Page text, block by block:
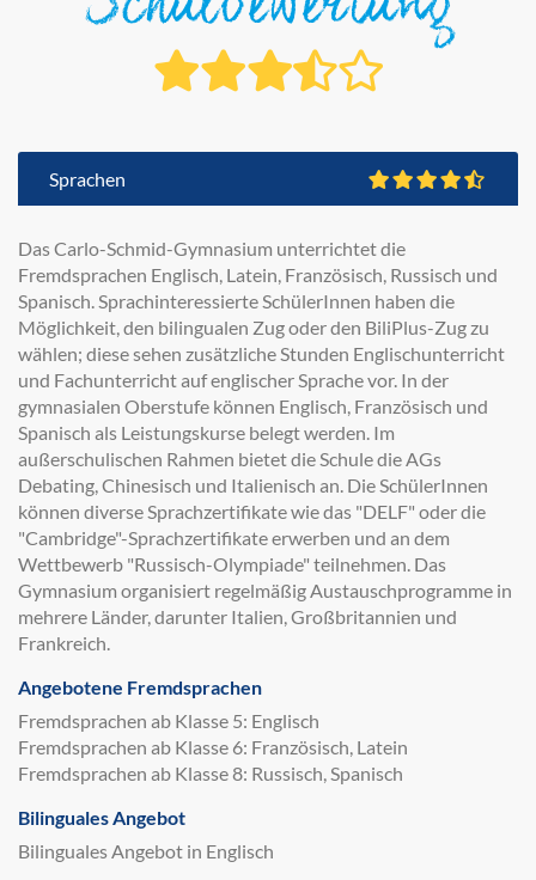
Schulbewertung
Sprachen
Das Carlo-Schmid-Gymnasium unterrichtet die
Fremdsprachen Englisch, Latein, Französisch, Russisch und
Spanisch. Sprachinteressierte SchülerInnen haben die
Möglichkeit, den bilingualen Zug oder den BiliPlus-Zug zu
wählen; diese sehen zusätzliche Stunden Englischunterricht
und Fachunterricht auf englischer Sprache vor. In der
gymnasialen Oberstufe können Englisch, Französisch und
Spanisch als Leistungskurse belegt werden. Im
außerschulischen Rahmen bietet die Schule die AGs
Debating, Chinesisch und Italienisch an. Die SchülerInnen
können diverse Sprachzertifikate wie das "DELF" oder die
"Cambridge"-Sprachzertifikate erwerben und an dem
Wettbewerb "Russisch-Olympiade" teilnehmen. Das
Gymnasium organisiert regelmäßig Austauschprogramme in
mehrere Länder, darunter Italien, Großbritannien und
Frankreich.
Angebotene Fremdsprachen
Fremdsprachen ab Klasse 5: Englisch
Fremdsprachen ab Klasse 6: Französisch, Latein
Fremdsprachen ab Klasse 8: Russisch, Spanisch
Bilinguales Angebot
Bilinguales Angebot in Englisch